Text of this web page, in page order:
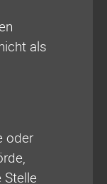
als
oder
Stelle